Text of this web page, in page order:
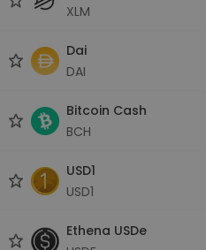
XLM
Dai
DAI
Bitcoin Cash
BCH
USD1
USD1
Ethena USDe